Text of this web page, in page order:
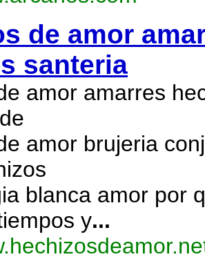
de amor
santeria
amor amarres
amor brujeria
blanca amor por
y...